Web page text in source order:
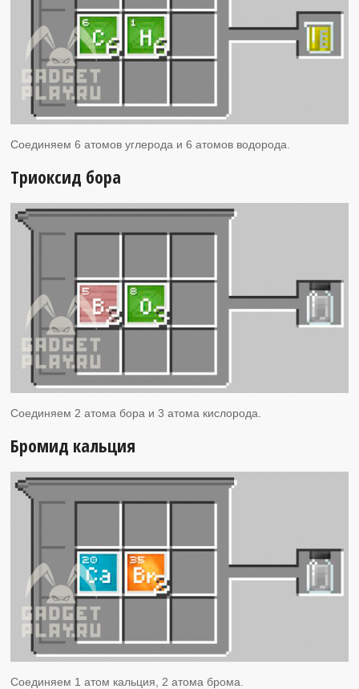
Соединяем 6 атомов углерода и 6 атомов водорода.
Триоксид бора
Соединяем 2 атома бора и 3 атома кислорода.
Бромид кальция
Соединяем 1 атом кальция, 2 атома брома.